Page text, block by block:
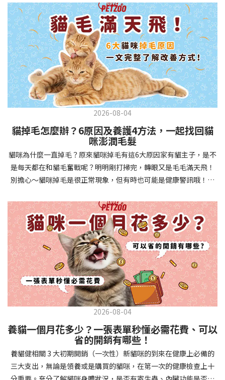
相處中獲得回報狗狗訓練指南，六步驟培養幼犬開始幼犬訓練時，
系統性的方法能帶來最佳效果。從信任建立到習慣養成，每個階段
都至關重要，缺一不可。良好的訓練應循序漸進，把握幼犬成長敏
感期，以積極正向的方式引導。遵循這六個步驟，即使是第一次養
狗的新手，也能輕鬆將調皮的小狗訓練成聽話的好夥伴！建立信任
基礎 幼犬訓練的第一步不是教指令，而是建立信任。剛到新家的幼
犬可能感到緊張不安，給予適當空間適應環境很重要。用溫柔的聲
音交談，提供安全舒適的窩，維持規律的餵食和如廁時間，讓幼犬
感到安心。輕輕撫摸、溫柔擁抱，每天安排固定玩耍時間，這些都
任你後，可開始教導基本指令。從簡單的「坐下」開始，再逐步學
習「趴下」、「等待」和「過來」。每次訓練保持在5-10分鐘內，
避免幼犬注意力分散。使用清晰一致的口令和手勢，成功時立即給
予獎勵和讚美。記住，重複是學習的關鍵，每天多次短時間練習效
果最佳。調整日常行為除了基本指令，幼犬還需學習生活禮儀。如
時立即獎勵。另外要處理的常見問題包括咬人、啃咬家具和亂叫。
每當出現不當行為，給予適當替代品（如咬玩具代替咬手），並在
幼犬選擇正確行為時獎勵，這比責罵更有效。社交化訓練 兩個月大
的幼犬正處於社會化黃金期，這階段的經驗將深刻影響未來性格。
安排幼犬接觸不同人類（包括兒童、戴眼鏡的人、使用拐杖的人
等）、各種動物、交通工具和環境聲音。起初保持在安全、受控的
情境中，逐漸增加複雜度。每次正面社交體驗後給予獎勵，建立幼
犬對新事物的積極態度。進階技巧強化 基礎訓練穩固後，可以進入
更複雜的技巧訓練。這包括遠距離控制、不同干擾下的指令遵從、
多步驟動作等。使用延遲獎勵技巧，讓幼犬學會即使沒有立即獎勵
也能保持良好行為。引入不同環境中的訓練，如公園、寵物店等，
幫助幼犬在各種情境下都能聽從指令。維持良好習慣 成功的訓練不
是一次性的，而是需要持續維護。即使幼犬已經掌握所有技能，也
要定期複習，防止行為退化。將訓練融入日常生活，如出門前的
若超過 24 小時沒改善，建議就醫。血便（帶血絲或黑色糞便） 👉
可能是嚴重腸胃問題，應立即帶去獸醫院！想知道貓咪拉肚子的真
正原因，只要透過 5 個簡單步驟，就能判斷問題嚴重性，決定是否
需要就醫！接下來我們一起來看看該怎麼做吧！🐾 貓咪拉肚子怎麼
辦？5步驟判斷貓咪拉肚子是否需要馬上看醫生貓咪拉肚子的因素與
許多原因有關，更換食物、誤食異物或不乾淨的東西、寄生蟲、其
他疾病。 5 步驟判斷貓咪拉肚子原因，要不要看醫生？當貓咪拉肚
子時，不用慌張！透過以下 5 個步驟，就能快速判斷原因，並決定
是否需要帶去獸醫院。📌 貓咪拉肚子判斷步驟1：觀察糞便的狀態：
糞便質地是關鍵！不同形態代表不同的腸胃狀況📌 貓咪拉肚子判斷
步驟2：回想最近的飲食變化：有沒有突然換飼料或罐頭？ 有沒有吃
到新零食或人類食物？ 是否誤食異物？📌 貓咪拉肚子判斷步驟3：
確認環境與生活作息：最近是否搬家、換貓砂、新成員加入？ 天氣
是否有變化？ 飼主是否長時間外出？📌 貓咪拉肚子判斷步驟4：觀
察貓咪的精神與食慾：貓咪精神好嗎？、食慾是否正常？，可先觀
下降，表示身體狀況不佳，應儘快就醫！📌 貓咪拉肚子判斷步驟5：
檢查是否需要帶去看獸醫 如果拉肚子 1~2 次但精神好、食慾正常，
可以先觀察，如果腹瀉超過 48 小時或水狀腹瀉 + 嗜睡、食慾下降、
嘔吐 應立即就醫。 透過這 5 個步驟，你可以快速判斷貓咪拉肚子的
原因與嚴重程度，確保毛孩的腸胃健康！如果不確定情況，還是建
議讓獸醫檢查，才能安心哦！🐾💖4種高風險群貓咪拉肚子要小心高
風險貓咪包含：幼貓、老貓、懷孕貓、有慢性疾病貓，這些貓咪在
身體狀況出現警訊時要特別注意，如拉肚子次數超過2次以上，就建
議直接尋求獸醫協助。2要訣判斷貓咪拉肚子要不要看醫生 高風險貓
的貓咪，如拉肚子超過2-3天，建議直接尋求獸醫師協助。並記得提
供觀察紀錄給予獸醫師進行專業判斷。貓咪拉肚子但精神很好？如
果飼主有發現貓咪拉肚子的情形，但貓咪的精神很好。有可能與飲
食方便相關，回想是否進食新的食物，或是正進行飼料更換的過
2026-08-04
貓掉毛怎麼辦？6原因及養護4方法，一起找回貓
咪澎潤毛髮
貓咪為什麼一直掉毛？原來貓咪掉毛有這6大原因家有貓主子，是不
是每天都在和貓毛奮戰呢？明明剛打掃完，轉眼又是毛毛滿天飛！
別擔心～貓咪掉毛是很正常現象，但有時也可能是健康警訊哦！以
兩全其美！貓咪掉毛原因1. 皮膚問題貓咪皮膚問題是造成掉毛的常
見兇手！皮膚發炎、感染或是長期搔癢，都會讓貓咪的毛髮失去健
康光澤並大量脫落。常見的皮膚問題包括皮膚黴菌、細菌感染、疥
癬蟲等寄生蟲，甚至是皮膚過度乾燥。如果發現貓咪皮膚有紅腫、
結痂、脫屑或異常氣味，同時伴隨掉毛，建議盡快帶牠看獸醫哦！
貓咪掉毛原因2. 過敏誰說只有人類會過敏？貓咪也會！貓咪可能對
環境中的塵蟎、花粉、清潔劑，甚至是食物中的某些成分產生過敏
反應。過敏症狀不只是打噴嚏、流眼淚，還會引起皮膚搔癢和掉毛
問題。特別是食物過敏，更是常被忽略的掉毛元兇！如果貓咪經常
抓癢或舔舐特定部位，同時伴隨掉毛，很可能是過敏在作怪呢！貓
咪掉毛原因3. 營養不足貓咪的毛髮健康與營養息息相關！當貓咪飲
食中缺乏必要的蛋白質、脂肪酸（尤其是Omega-3和Omega-
6）、維生素或礦物質時，毛髮就會變得乾燥、脆弱，容易斷裂脫
落。長期餵食低品質或不均衡的貓糧，可能使貓咪營養不良，進而
2026-08-04
養貓一個月花多少？一張表單秒懂必需花費、可以
省的開銷有哪些！
養貓健相關 3 大初期開銷（一次性）新貓咪的到來在健康上必備的
三大支出，無論是領養或是購買的貓咪，在第一次的健康檢查上十